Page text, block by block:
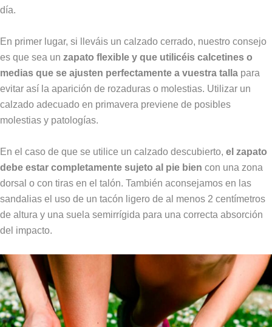
día.
En primer lugar, si lleváis un calzado cerrado, nuestro consejo
es que sea un zapato flexible y que utilicéis calcetines o
medias que se ajusten perfectamente a vuestra talla para
evitar así la aparición de rozaduras o molestias. Utilizar un
calzado adecuado en primavera previene de posibles
molestias y patologías.
En el caso de que se utilice un calzado descubierto, el zapato
debe estar completamente sujeto al pie bien con una zona
dorsal o con tiras en el talón. También aconsejamos en las
sandalias el uso de un tacón ligero de al menos 2 centímetros
de altura y una suela semirrígida para una correcta absorción
del impacto.